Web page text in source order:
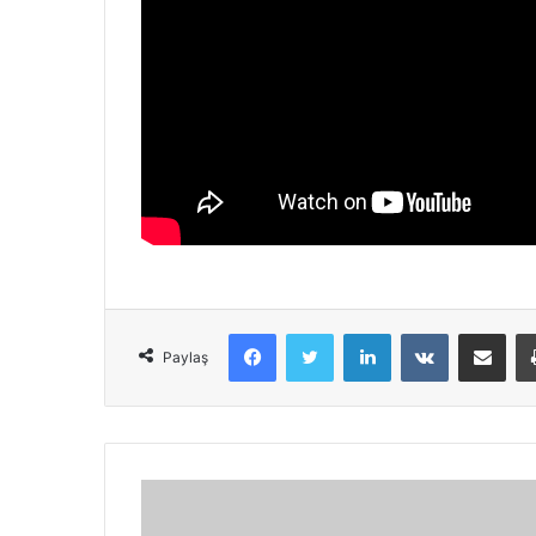
Paylaş
FacebookTwitter LinkedInVKontakte
Share via